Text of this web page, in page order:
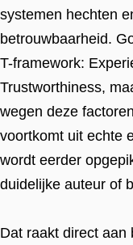
systemen hechten
betrouwbaarheid.
T-framework:
Trustworthiness,
wegen deze
voortkomt uit echte
wordt eerder
duidelijke auteur of
Dat raakt direct aan